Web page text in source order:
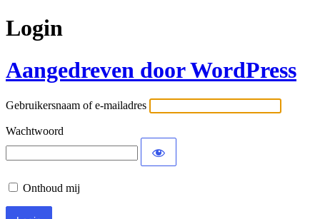
Login
Aangedreven door WordPress
Gebruikersnaam of e-mailadres
Wachtwoord
Onthoud mij